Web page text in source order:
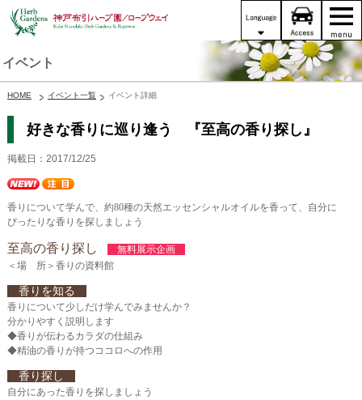
イベント
HOME イベント一覧 イベント詳細
好きな香りに巡り逢う 『至高の香り探し』
掲載日：2017/12/25
香りについて学んで、約80種の天然エッセンシャルオイルを香って、自分に
ぴったりな香りを探しましょう
至高の香り探し
無料展示企画
＜場 所＞香りの資料館
香りを知る
香りについて少しだけ学んでみませんか？
分かりやすく説明します
◆香りが伝わるカラダの仕組み
◆精油の香りが持つココロへの作用
香り探し
自分にあった香りを探しましょう